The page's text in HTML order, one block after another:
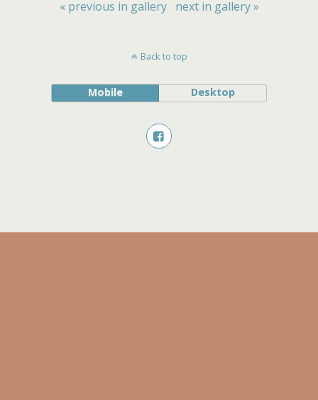
« previous in gallery next in gallery »
Back to top
Mobile Desktop